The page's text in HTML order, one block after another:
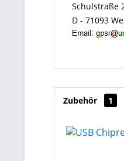
Schulstraße
D - 71093
Zubehör 1